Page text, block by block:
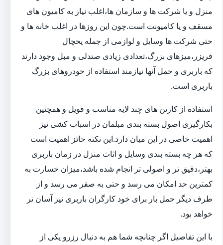
منزل و یا شرکت ها و سازمان ها،اغلب نیاز به کامیون های
مسقف و یا کامیونت است.چون این روزها در اغلب خانه ها و
حتی شرکت ها وسایل و لوازمی از جمله یخچال
فریزر،میزهای بزرگ،تعدادی زیادی صندلی و مبل وجود دارند
که باربری و حمل آنها نیازمند استفاده از خودروهای بزرگ
باربری است.
استفاده از کارتن های چند لایه مناسب و فویل و همچنین
بکارگیری اصول بسته بندی مبلمان در اسباب کشی نیز
اهمیت خاصی در این میان دارد.این نکته حائز اهمیت است
که هر چه بسته بندی وسایل و اثاث منزل در زمان باربری
بهتر،دقیق تر و اصولی تر انجام شده باشد،میزان خسارت به
کمترین حد امکان می رسد و حتی به صفر می رسد و از
طرف دیگر حمل بار برای خود کارگران باربری نیز آسان تر
خواهد بود.
با این تفاصیل اگر چنانچه شما هم به دنبال رزرو یکی از